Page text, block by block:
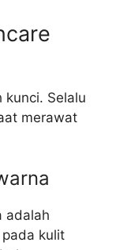
kunci. Selalu
merawat
adalah
kulit